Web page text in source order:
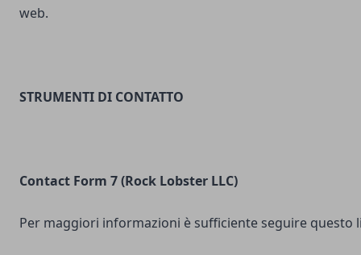
web.
STRUMENTI DI CONTATTO
Contact Form 7 (Rock Lobster LLC)
Per maggiori informazioni è sufficiente seguire questo